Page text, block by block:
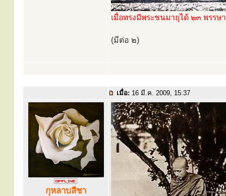
เมื่อทรงมีพระชนมายุได้ ๒๓ พรรษา
(มีต่อ ๒)
เมื่อ: 16 มี.ค. 2009, 15:37
กุหลาบสีชา